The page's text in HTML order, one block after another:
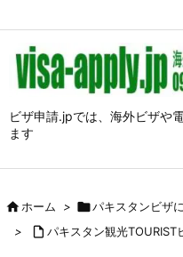
ビザ申請.jpでは、海外ビザや
ます
ホーム > パキスタンビザ
>
 パキスタン観光TOURIST